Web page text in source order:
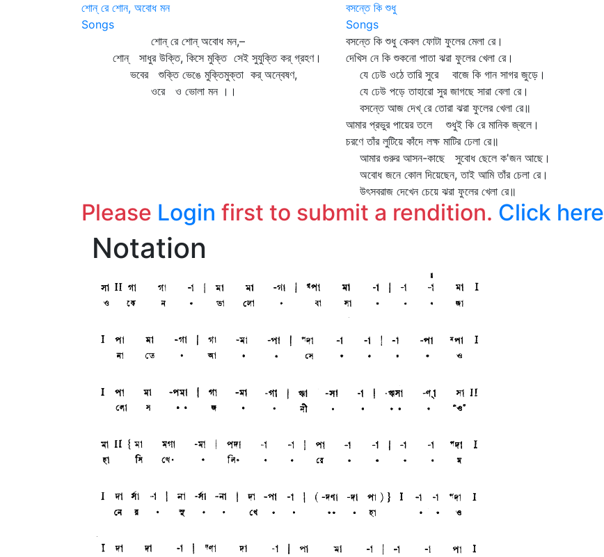
শোন্‌ রে‌ শোন, অবোধ মন
Songs
শোন্‌ রে শোন্‌ অবোধ মন,–
শোন্‌ সাধুর উক্তি, কিসে মুক্তি সেই সুযুক্তি কর্ গ্রহণ।
ভবের শুক্তি ভেঙে মুক্তিমুক্তা কর্ অন্বেষণ,
ওরে ও ভোলা মন ।।
বসন্তে কি শুধু
Songs
বসন্তে কি শুধু কেবল ফোটা ফুলের মেলা রে।
দেখিস নে কি শুকনো পাতা ঝরা ফুলের খেলা রে।
যে ঢেউ ওঠে তারি সুরে বাজে কি গান সাগর জুড়ে।
যে ঢেউ পড়ে তাহারো সুর জাগছে সারা বেলা রে।
বসন্তে আজ দেখ্‌ রে তোরা ঝরা ফুলের খেলা রে॥
আমার প্রভুর পায়ের তলে শুধুই কি রে মানিক জ্বলে।
চরণে তাঁর লুটিয়ে কাঁদে লক্ষ মাটির ঢেলা রে॥
আমার গুরুর আসন-কাছে সুবোধ ছেলে ক'জন আছে।
অবোধ জনে কোল দিয়েছেন, তাই আমি তাঁর চেলা রে।
উৎসবরাজ দেখেন চেয়ে ঝরা ফুলের খেলা রে॥
Please Login first to submit a rendition. Click here
Notation